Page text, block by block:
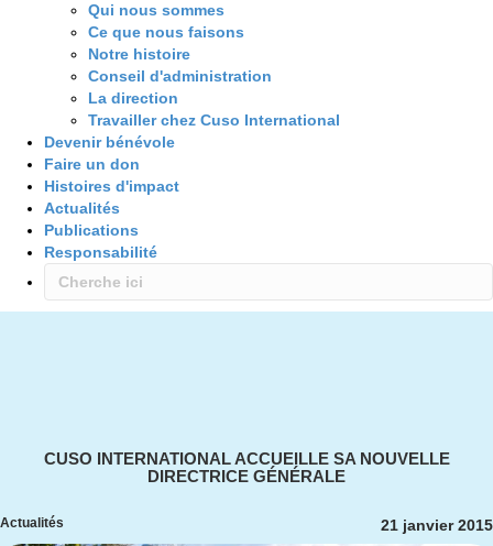
Qui nous sommes
Ce que nous faisons
Notre histoire
Conseil d'administration
La direction
Travailler chez Cuso International
Devenir bénévole
Faire un don
Histoires d'impact
Actualités
Publications
Responsabilité
CUSO INTERNATIONAL ACCUEILLE SA NOUVELLE
DIRECTRICE GÉNÉRALE
Actualités 21 janvier 2015